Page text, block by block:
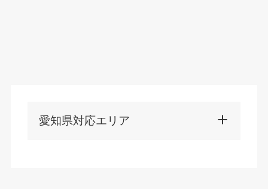
愛知県対応エリア